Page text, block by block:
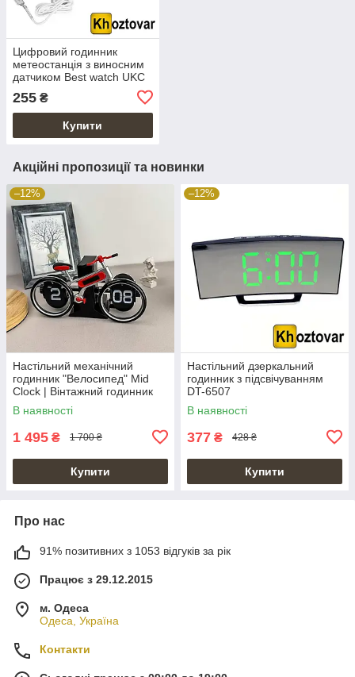
Цифровий годинник
метеостанція з виносним
датчиком Best watch UKC
255 ₴
Купити
Акційні пропозиції та новинки
–12%
Настільний механічний
годинник "Велосипед" Mid
Clock | Вінтажний годинник
В наявності
1 495 ₴ 1 700 ₴
Купити
–12%
Настільний дзеркальний
годинник з підсвічуванням
DT-6507
В наявності
377 ₴ 428 ₴
Купити
Про нас
91% позитивних з 1053 відгуків за рік
Працює з 29.12.2015
м. Одеса
Одеса, Україна
Контакти